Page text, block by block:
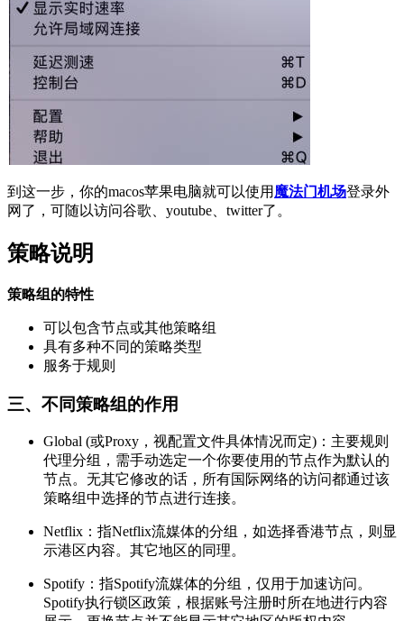
到这一步，你的macos苹果电脑就可以使用 魔法门机场登录外
网了，可随以访问谷歌、youtube、twitter了。
策略说明
策略组的特性
可以包含节点或其他策略组
具有多种不同的策略类型
服务于规则
三、不同策略组的作用
Global (或Proxy，视配置文件具体情况而定)：主要规则
代理分组，需手动选定一个你要使用的节点作为默认的
节点。无其它修改的话，所有国际网络的访问都通过该
策略组中选择的节点进行连接。
Netflix：指Netflix流媒体的分组，如选择香港节点，则显
示港区内容。其它地区的同理。
Spotify：指Spotify流媒体的分组，仅用于加速访问。
Spotify执行锁区政策，根据账号注册时所在地进行内容